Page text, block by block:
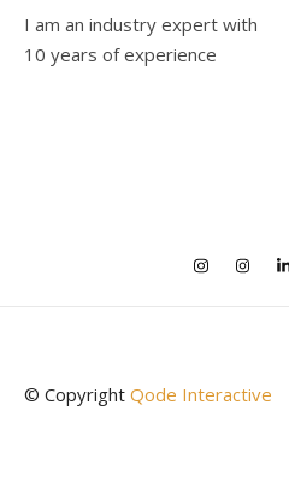
I am an industry expert with
10 years of experience
© Copyright Qode Interactive